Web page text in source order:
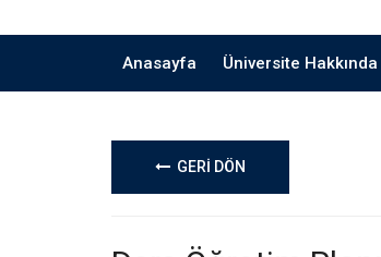
Anasayfa Üniversite Hakkında
GERİ DÖN